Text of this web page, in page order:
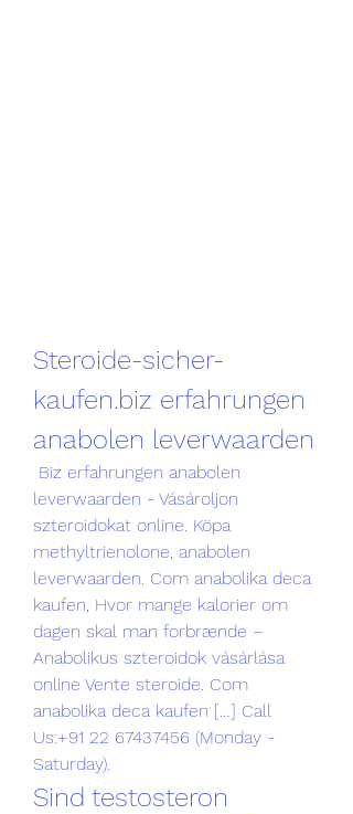
Steroide-sicher-
kaufen.biz erfahrungen
anabolen leverwaarden
leverwaarden - Vásároljon
szteroidokat online. Köpa
methyltrienolone, anabolen
leverwaarden. Com anabolika deca
kaufen, Hvor mange kalorier om
dagen skal man forbrænde –
Anabolikus szteroidok vásárlása
online Vente steroide. Com
anabolika deca kaufen […] Call
Us:+91 22 67437456 (Monday -
Saturday).
Sind testosteron